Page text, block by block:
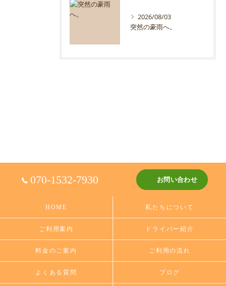
2026/08/03
突然の豪雨へ。
070-1532-7930 お問い合わせ
HOME 私たちについて
ご利用案内 ドライバー紹介
料金のご案内 ご利用の流れ
よくある質問 ブログ